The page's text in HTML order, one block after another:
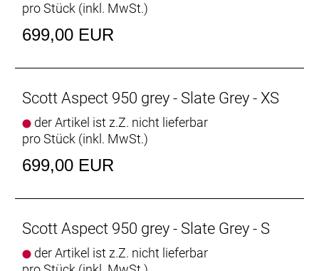
pro Stück (inkl. MwSt.)
699,00 EUR
Scott Aspect 950 grey - Slate Grey - XS
der Artikel ist z.Z. nicht lieferbar
pro Stück (inkl. MwSt.)
699,00 EUR
Scott Aspect 950 grey - Slate Grey - S
der Artikel ist z.Z. nicht lieferbar